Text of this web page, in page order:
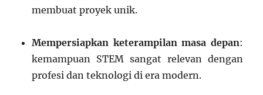
membuat proyek unik.
Mempersiapkan keterampilan masa depan:
kemampuan STEM sangat relevan dengan
profesi dan teknologi di era modern.